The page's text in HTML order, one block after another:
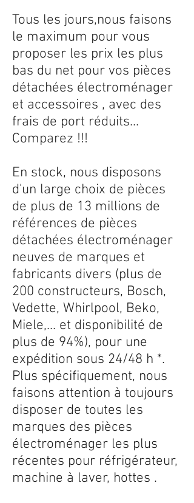
Tous les jours,nous faisons
le maximum pour vous
proposer les prix les plus
bas du net pour vos pièces
détachées électroménager
et accessoires , avec des
frais de port réduits...
Comparez !!!
En stock, nous disposons
d'un large choix de pièces
de plus de 13 millions de
références de pièces
détachées électroménager
neuves de marques et
fabricants divers (plus de
200 constructeurs, Bosch,
Vedette, Whirlpool, Beko,
Miele,... et disponibilité de
plus de 94%), pour une
expédition sous 24/48 h *.
Plus spécifiquement, nous
faisons attention à toujours
disposer de toutes les
marques des pièces
électroménager les plus
récentes pour réfrigérateur,
machine à laver, hottes .